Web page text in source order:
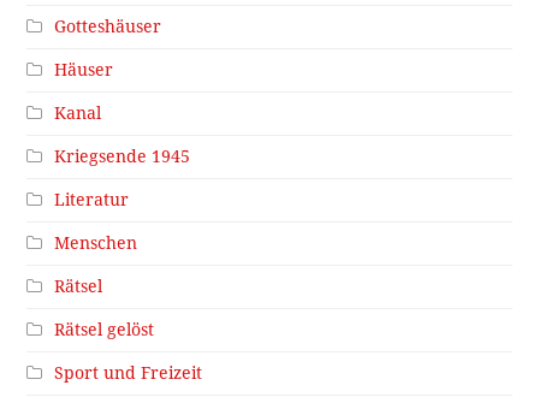
Gotteshäuser
Häuser
Kanal
Kriegsende 1945
Literatur
Menschen
Rätsel
Rätsel gelöst
Sport und Freizeit